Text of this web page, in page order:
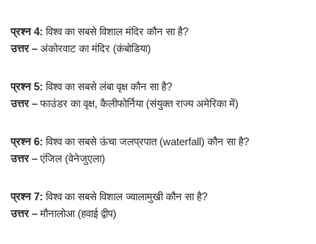
प्रश्न 4: विश्व का सबसे विशाल मंदिर कौन सा है?
उत्तर – अंकोरवाट का मंदिर (कंबोडिया)
प्रश्न 5: विश्व का सबसे लंबा वृक्ष कौन सा है?
उत्तर –फाउंडर का वृक्ष, कैलीफोर्निया (संयुक्त राज्य अमेरिका में)
प्रश्न 6: विश्व का सबसे ऊंचा जलप्रपात (waterfall) कौन सा है?
उत्तर –एंजिल (वेनेजुएला)
प्रश्न 7: विश्व का सबसे विशाल ज्वालामुखी कौन सा है?
उत्तर –मौनालोआ (हवाई द्वीप)